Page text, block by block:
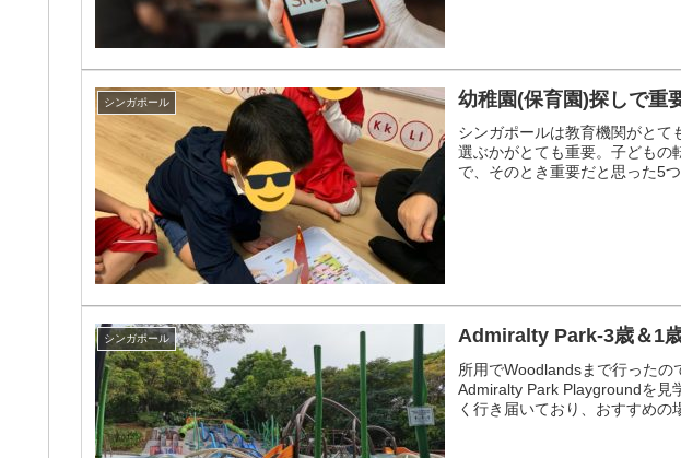
シンガポール 幼稚園(保育園)探しで重
シンガポールは教育機関がとて
選ぶかがとても重要。子どもの
で、そのとき重要だと思った5
シンガポール Admiralty Park-3歳＆1
所用でWoodlandsまで行ったの
Admiralty Park Playgroundを見
く行き届いており、おすすめの